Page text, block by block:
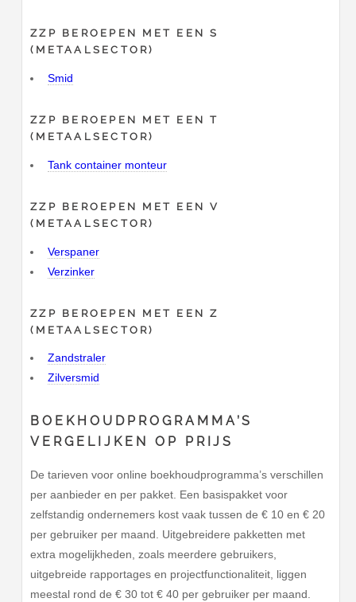
ZZP BEROEPEN MET EEN S
(METAALSECTOR)
Smid
ZZP BEROEPEN MET EEN T
(METAALSECTOR)
Tank container monteur
ZZP BEROEPEN MET EEN V
(METAALSECTOR)
Verspaner
Verzinker
ZZP BEROEPEN MET EEN Z
(METAALSECTOR)
Zandstraler
Zilversmid
BOEKHOUDPROGRAMMA’S
VERGELIJKEN OP PRIJS
De tarieven voor online boekhoudprogramma’s verschillen
per aanbieder en per pakket. Een basispakket voor
zelfstandig ondernemers kost vaak tussen de € 10 en € 20
per gebruiker per maand. Uitgebreidere pakketten met
extra mogelijkheden, zoals meerdere gebruikers,
uitgebreide rapportages en projectfunctionaliteit, liggen
meestal rond de € 30 tot € 40 per gebruiker per maand.